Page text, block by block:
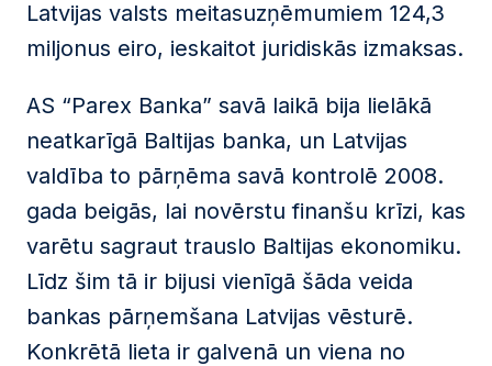
Latvijas valsts meitasuzņēmumiem 124,3
miljonus eiro, ieskaitot juridiskās izmaksas.
AS “Parex Banka” savā laikā bija lielākā
neatkarīgā Baltijas banka, un Latvijas
valdība to pārņēma savā kontrolē 2008.
gada beigās, lai novērstu finanšu krīzi, kas
varētu sagraut trauslo Baltijas ekonomiku.
Līdz šim tā ir bijusi vienīgā šāda veida
bankas pārņemšana Latvijas vēsturē.
Konkrētā lieta ir galvenā un viena no